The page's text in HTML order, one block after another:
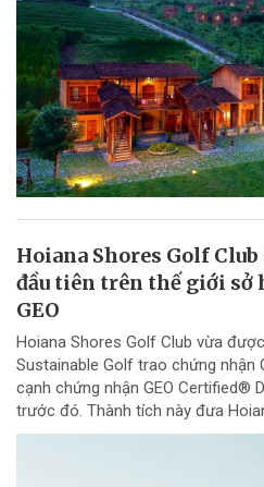
Hoiana Shores Golf
đầu tiên trên thế giới sở
GEO
Hoiana Shores Golf Club vừa
Sustainable Golf trao chứng nhận
cạnh chứng nhận GEO Certified®
trước đó. Thành tích này đưa